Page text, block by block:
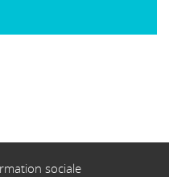
sociale